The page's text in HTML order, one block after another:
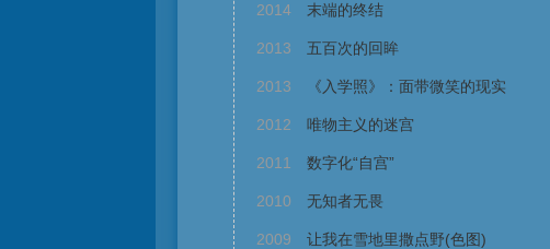
2014 末端的终结
2013 五百次的回眸
2013 《入学照》：面带微笑的现实
2012 唯物主义的迷宫
2011 数字化“自宫”
2010 无知者无畏
2009 让我在雪地里撒点野(色图)